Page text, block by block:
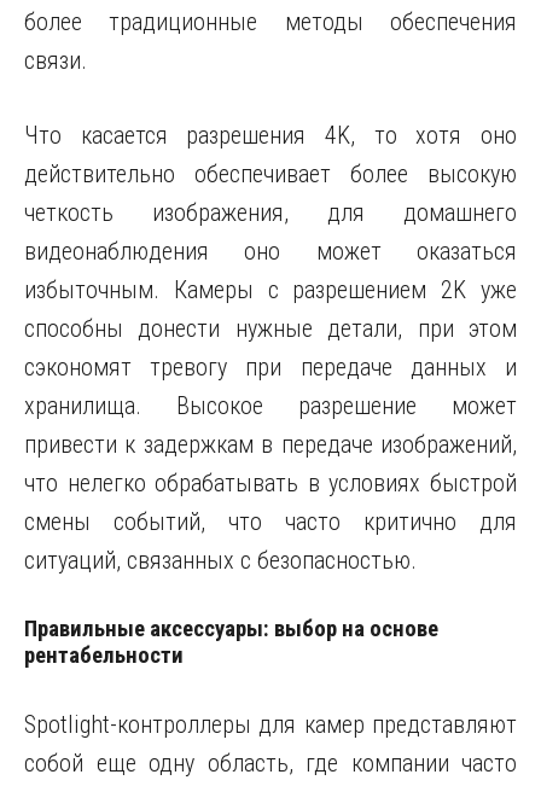
более традиционные методы обеспечения
связи.
Что касается разрешения 4K, то хотя оно
действительно обеспечивает более высокую
четкость изображения, для домашнего
видеонаблюдения оно может оказаться
избыточным. Камеры с разрешением 2K уже
способны донести нужные детали, при этом
сэкономят тревогу при передаче данных и
хранилища. Высокое разрешение может
привести к задержкам в передаче изображений,
что нелегко обрабатывать в условиях быстрой
смены событий, что часто критично для
ситуаций, связанных с безопасностью.
Правильные аксессуары: выбор на основе
рентабельности
Spotlight-контроллеры для камер представляют
собой еще одну область, где компании часто